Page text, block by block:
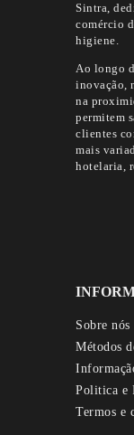
Sintra,
comércio
higiene.
Ao longo
inovação,
na
permitem
clientes
mais
hotelaria,
Sobre nós
Métodos
Politica e
Termos e